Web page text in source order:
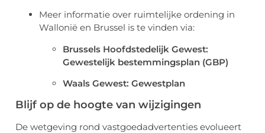
Meer informatie over ruimtelijke ordening in
Wallonië en Brussel is te vinden via:
Brussels Hoofdstedelijk Gewest:
Gewestelijk bestemmingsplan (GBP)
Waals Gewest: Gewestplan
Blijf op de hoogte van wijzigingen
De wetgeving rond vastgoedadvertenties evolueert